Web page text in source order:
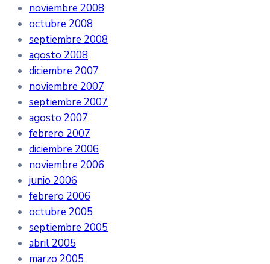
noviembre 2008
octubre 2008
septiembre 2008
agosto 2008
diciembre 2007
noviembre 2007
septiembre 2007
agosto 2007
febrero 2007
diciembre 2006
noviembre 2006
junio 2006
febrero 2006
octubre 2005
septiembre 2005
abril 2005
marzo 2005